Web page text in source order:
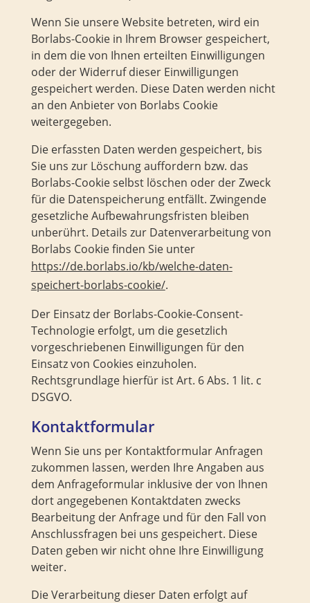
Wenn Sie unsere Website betreten, wird ein
Borlabs-Cookie in Ihrem Browser gespeichert,
in dem die von Ihnen erteilten Einwilligungen
oder der Widerruf dieser Einwilligungen
gespeichert werden. Diese Daten werden nicht
an den Anbieter von Borlabs Cookie
weitergegeben.
Die erfassten Daten werden gespeichert, bis
Sie uns zur Löschung auffordern bzw. das
Borlabs-Cookie selbst löschen oder der Zweck
für die Datenspeicherung entfällt. Zwingende
gesetzliche Aufbewahrungsfristen bleiben
unberührt. Details zur Datenverarbeitung von
Borlabs Cookie finden Sie unter
https://de.borlabs.io/kb/welche-daten-
speichert-borlabs-cookie/.
Der Einsatz der Borlabs-Cookie-Consent-
Technologie erfolgt, um die gesetzlich
vorgeschriebenen Einwilligungen für den
Einsatz von Cookies einzuholen.
Rechtsgrundlage hierfür ist Art. 6 Abs. 1 lit. c
DSGVO.
Kontaktformular
Wenn Sie uns per Kontaktformular Anfragen
zukommen lassen, werden Ihre Angaben aus
dem Anfrageformular inklusive der von Ihnen
dort angegebenen Kontaktdaten zwecks
Bearbeitung der Anfrage und für den Fall von
Anschlussfragen bei uns gespeichert. Diese
Daten geben wir nicht ohne Ihre Einwilligung
weiter.
Die Verarbeitung dieser Daten erfolgt auf